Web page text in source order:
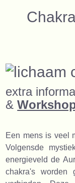
extra
&
Een mens is veel
Volgensde
energieveld de
chakra's worden